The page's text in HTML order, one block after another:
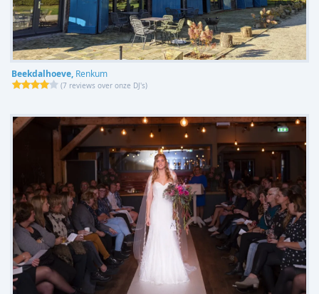
Beekdalhoeve, Renkum
(7 reviews over onze DJ's)